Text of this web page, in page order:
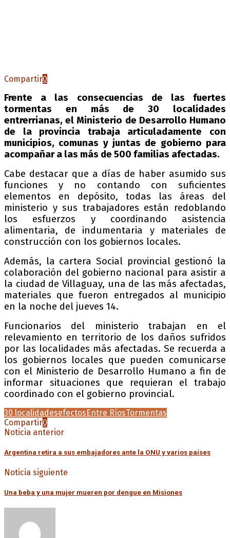
Compartir0
Frente a las consecuencias de las fuertes
tormentas en más de 30 localidades
entrerrianas, el Ministerio de Desarrollo Humano
de la provincia trabaja articuladamente con
municipios, comunas y juntas de gobierno para
acompañar a las más de 500 familias afectadas.
Cabe destacar que a días de haber asumido sus
funciones y no contando con suficientes
elementos en depósito, todas las áreas del
ministerio y sus trabajadores están redoblando
los esfuerzos y coordinando asistencia
alimentaria, de indumentaria y materiales de
construcción con los gobiernos locales.
Además, la cartera Social provincial gestionó la
colaboración del gobierno nacional para asistir a
la ciudad de Villaguay, una de las más afectadas,
materiales que fueron entregados al municipio
en la noche del jueves 14.
Funcionarios del ministerio trabajan en el
relevamiento en territorio de los daños sufridos
por las localidades más afectadas. Se recuerda a
los gobiernos locales que pueden comunicarse
con el Ministerio de Desarrollo Humano a fin de
informar situaciones que requieran el trabajo
coordinado con el gobierno provincial.
30 localidadesefectosEntre RíosTormentas
Compartir0
Noticia anterior
Argentina retira a sus embajadores ante la ONU y varios países
Noticia siguiente
Una beba y una mujer mueren por dengue en Misiones